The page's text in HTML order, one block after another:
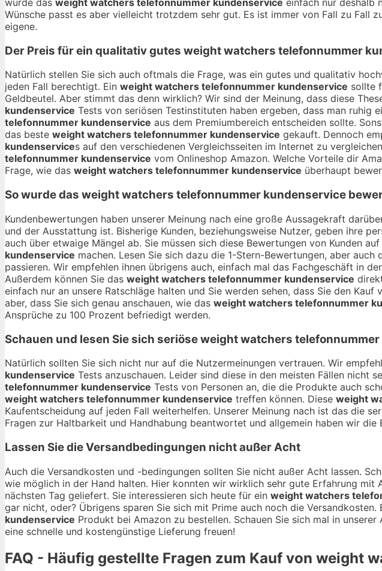
wurde das weight watchers telefonnummer kundenservice einfach nur deshalb
Wünsche passt es aber vielleicht trotzdem sehr gut. Es ist immer von Fall zu Fall
eigene.
Der Preis für ein qualitativ gutes weight watchers telefonnummer
Natürlich stellen Sie sich auch oftmals die Frage, was ein gutes und qualitativ
jeden Fall berechtigt. Ein weight watchers telefonnummer kundenservice sollte
Geldbeutel. Aber stimmt das denn wirklich? Wir sind der Meinung, dass diese
kundenservice Tests von seriösen Testinstituten haben ergeben, dass man ruhig
telefonnummer kundenservice aus dem Premiumbereich entscheiden sollte.
das beste weight watchers telefonnummer kundenservice gekauft. Dennoch
kundenservices auf den verschiedenen Vergleichsseiten im Internet zu
telefonnummer kundenservice vom Onlineshop Amazon. Welche Vorteile dir
Frage, wie das weight watchers telefonnummer kundenservice überhaupt
So wurde das weight watchers telefonnummer kundenservice
Kundenbewertungen haben unserer Meinung nach eine große Aussagekraft
und der Ausstattung ist. Bisherige Kunden, beziehungsweise Nutzer, geben ihre
auch über etwaige Mängel ab. Sie müssen sich diese Bewertungen von Kunden
kundenservice machen. Lesen Sie sich dazu die 1-Stern-Bewertungen, aber
passieren. Wir empfehlen ihnen übrigens auch, einfach mal das Fachgeschäft in
Außerdem können Sie das weight watchers telefonnummer kundenservice
einfach nur an unsere Ratschläge halten und Sie werden sehen, dass Sie den Kauf
aber, dass Sie sich genau anschauen, wie das weight watchers telefonnummer
Ansprüche zu 100 Prozent befriedigt werden.
Schauen und lesen Sie sich seriöseweight watchers
Natürlich sollten Sie sich nicht nur auf die Nutzermeinungen vertrauen. Wir
kundenservice Tests anzuschauen. Leider sind diese in den meisten Fällen nicht
telefonnummer kundenservice Tests von Personen an, die die Produkte auch
weight watchers telefonnummer kundenservice treffen können. Diese weight
Kaufentscheidung auf jeden Fall weiterhelfen. Unserer Meinung nach ist das die
Fragen zur Haltbarkeit und Handhabung beantwortet und allgemein haben wir
Lassen Sie die Versandbedingungen nicht außer Acht
Auch die Versandkosten und -bedingungen sollten Sie nicht außer Acht lassen.
wie möglich in der Hand halten. Hier konnten wir wirklich sehr gute Erfahrung mit
nächsten Tag geliefert. Sie interessieren sich heute für ein weight watchers
gar nicht, oder? Übrigens sparen Sie sich mit Prime auch noch die
kundenservice Produkt bei Amazon zu bestellen. Schauen Sie sich mal in
eine schnelle und kostengünstige Lieferung freuen!
FAQ - Häufig gestellte Fragen zum Kauf von weight